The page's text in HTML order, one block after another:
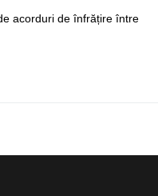
acorduri de înfrățire între